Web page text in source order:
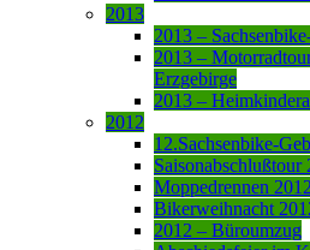
2013
2013 –
2013 –
Erzgebirge
2013 –
2012
12.Sachsenbike-
Saisonabschlußtour
Moppedrennen
Bikerweihnacht
2012 – Büroumzug